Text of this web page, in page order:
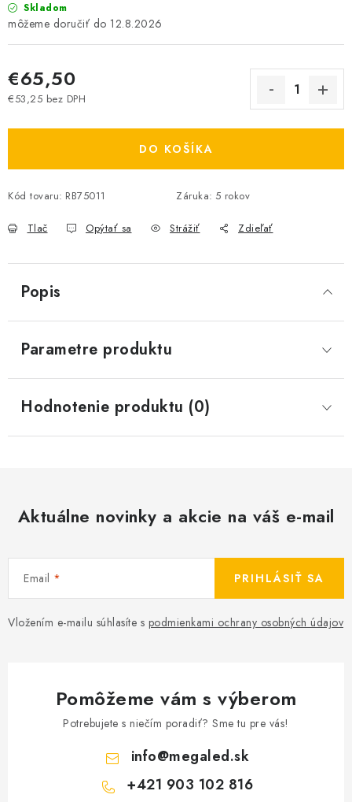
Obchodné podmienky
Podmienky ochrany osobných údajov
O nás - MEGALED & JANTON Zákamenné
Moja objednávka
Skladom
12.8.2026
€65,50
€53,25 bez DPH
DO KOŠÍKA
Kód tovaru: RB75011 Záruka: 5 rokov
Tlač Opýtať sa Strážiť Zdieľať
Popis
Parametre produktu
Hodnotenie produktu (0)
Aktuálne novinky a akcie na váš e-mail
Email
Vložením e-mailu súhlasíte s podmienkami ochrany osobných údajov
PRIHLÁSIŤ SA
Pomôžeme vám s výberom
Potrebujete s niečím poradiť? Sme tu pre vás!
info@megaled.sk
+421 903 102 816